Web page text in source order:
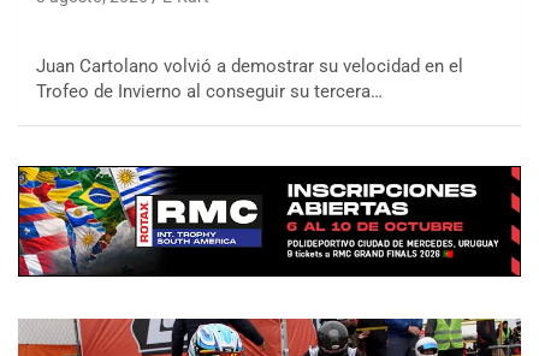
Juan Cartolano volvió a demostrar su velocidad en el
Trofeo de Invierno al conseguir su tercera…